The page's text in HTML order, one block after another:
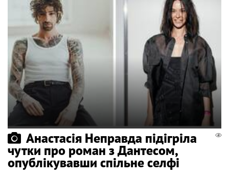
Анастасія Неправда підігріла
чутки про роман з Дантесом,
опублікувавши спільне селфі